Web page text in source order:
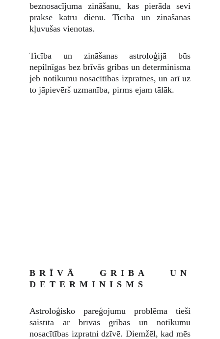
beznosacījuma zināšanu, kas pierāda sevi
praksē katru dienu. Ticība un zināšanas
kļuvušas vienotas.
Ticība un zināšanas astroloģijā būs
nepilnīgas bez brīvās gribas un determinisma
jeb notikumu nosacītības izpratnes, un arī uz
to jāpievērš uzmanība, pirms ejam tālāk.
BRĪVĀ GRIBA UN
DETERMINISMS
Astroloģisko pareģojumu problēma tieši
saistīta ar brīvās gribas un notikumu
nosacītības izpratni dzīvē. Diemžēl, kad mēs